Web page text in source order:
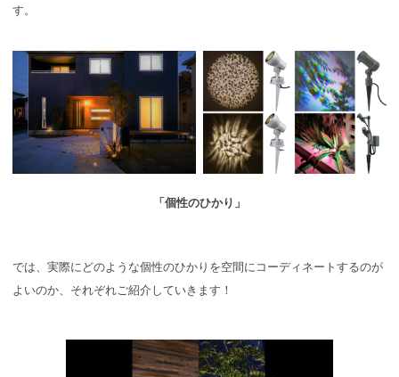
す。
「個性のひかり」
では、実際にどのような個性のひかりを空間にコーディネートするのが
よいのか、それぞれご紹介していきます！